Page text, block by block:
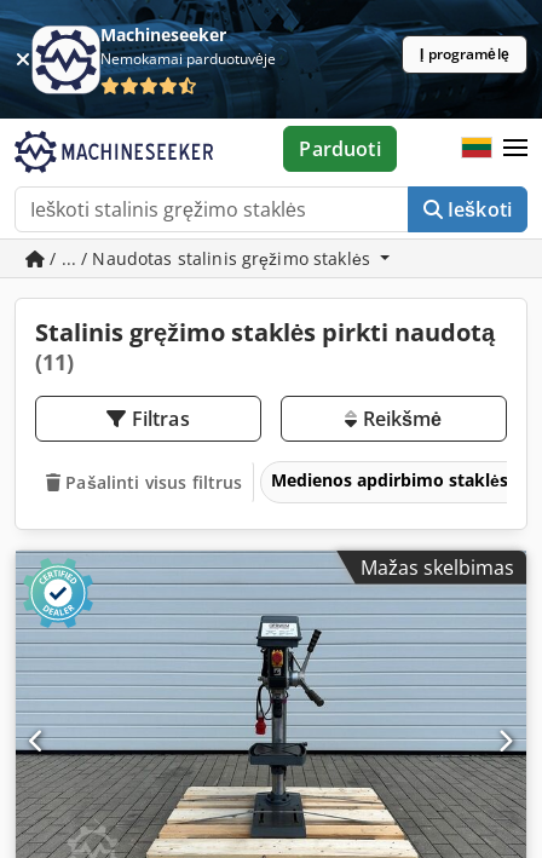
Machineseeker
Nemokamai parduotuvėje Į programėlę
Ieškoti
Parduoti
/ ... / Naudotas stalinis gręžimo staklės
Stalinis gręžimo staklės pirkti naudotą
(11)
Filtras Reikšmė
Pašalinti visus filtrus Medienos apdirbimo staklės
Mažas skelbimas